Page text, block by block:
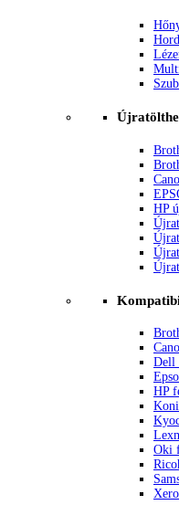
HP
Dell
HP
Oki